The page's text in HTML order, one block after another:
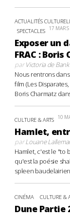
ACTUALITÉS
SPECTACLES 17
Exposer un
FRAC :
parVictoria de Bank
Nous rentrons
film (Les
Boris Charmatz
CULTURE & ARTS 10
Hamlet,
parLouane
Hamlet, c'est le "to
qu'est la poésie
spleen
CINÉMA CULTURE &
Dune Partie